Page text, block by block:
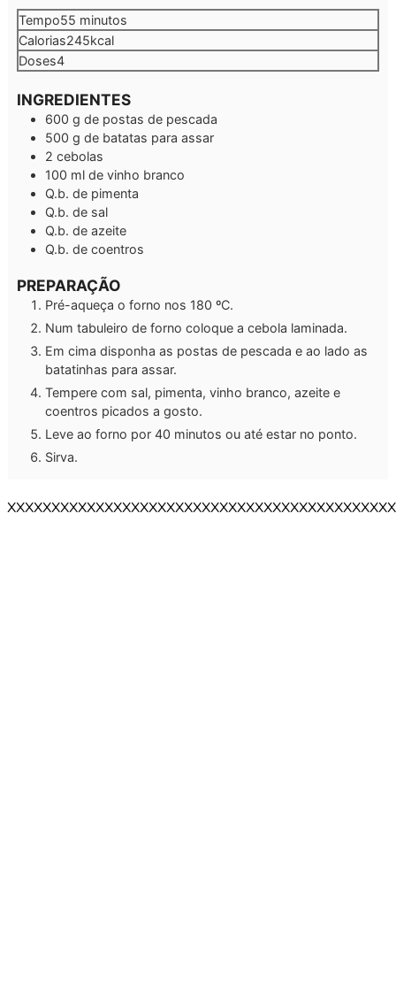
Tempo55 minutos
minutos
Calorias245kcal
Doses4
INGREDIENTES
600 g de postas de pescada
500 g de batatas para assar
2 cebolas
100 ml de vinho branco
Q.b. de pimenta
Q.b. de sal
Q.b. de azeite
Q.b. de coentros
PREPARAÇÃO
Pré-aqueça o forno nos 180 ºC.
Num tabuleiro de forno coloque a cebola laminada.
Em cima disponha as postas de pescada e ao lado as
batatinhas para assar.
Tempere com sal, pimenta, vinho branco, azeite e
coentros picados a gosto.
Leve ao forno por 40 minutos ou até estar no ponto.
Sirva.